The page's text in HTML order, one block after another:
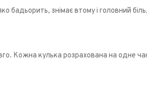
бадьорить, знімає втому і головний
Кожна кулька розрахована на одне